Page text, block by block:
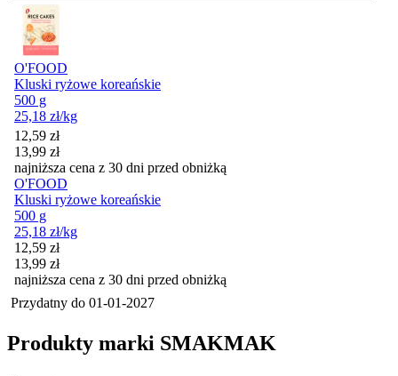
O'FOOD
Kluski ryżowe koreańskie
500 g
25,18 zł/kg
Cena promocyjna
12,59 zł
13,99 zł
najniższa cena z 30 dni przed obniżką
O'FOOD
Kluski ryżowe koreańskie
500 g
25,18 zł/kg
Cena promocyjna
12,59 zł
13,99 zł
najniższa cena z 30 dni przed obniżką
Przydatny do 01-01-2027
Produkty marki SMAKMAK